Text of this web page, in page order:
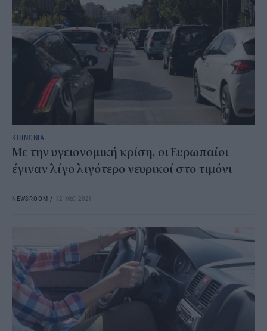
ΚΟΙΝΩΝΙΑ
Με την υγειονομική κρίση, οι Ευρωπαίοι
έγιναν λίγο λιγότερο νευρικοί στο τιμόνι
NEWSROOM / 12 Μαΐ 2021